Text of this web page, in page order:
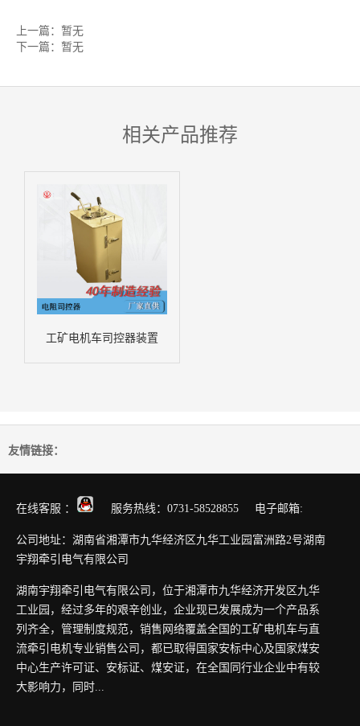
上一篇：暂无
下一篇：暂无
相关产品推荐
工矿电机车司控器装置
友情链接：
在线客服 ： 服务热线：0731-58528855 电子邮箱:
公司地址：湖南省湘潭市九华经济区九华工业园富洲路2号湖南
宇翔牵引电气有限公司
湖南宇翔牵引电气有限公司，位于湘潭市九华经济开发区九华
工业园，经过多年的艰辛创业，企业现已发展成为一个产品系
列齐全，管理制度规范，销售网络覆盖全国的工矿电机车与直
流牵引电机专业销售公司，都已取得国家安标中心及国家煤安
中心生产许可证、安标证、煤安证，在全国同行业企业中有较
大影响力，同时...